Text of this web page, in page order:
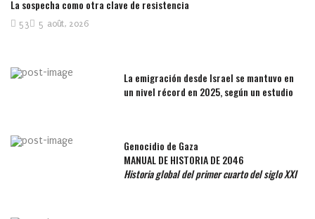
La sospecha como otra clave de resistencia
5 août, 2026
53
La emigración desde Israel se mantuvo en
un nivel récord en 2025, según un estudio
Genocidio de Gaza
MANUAL DE HISTORIA DE 2046
Historia global del primer cuarto del siglo XXI